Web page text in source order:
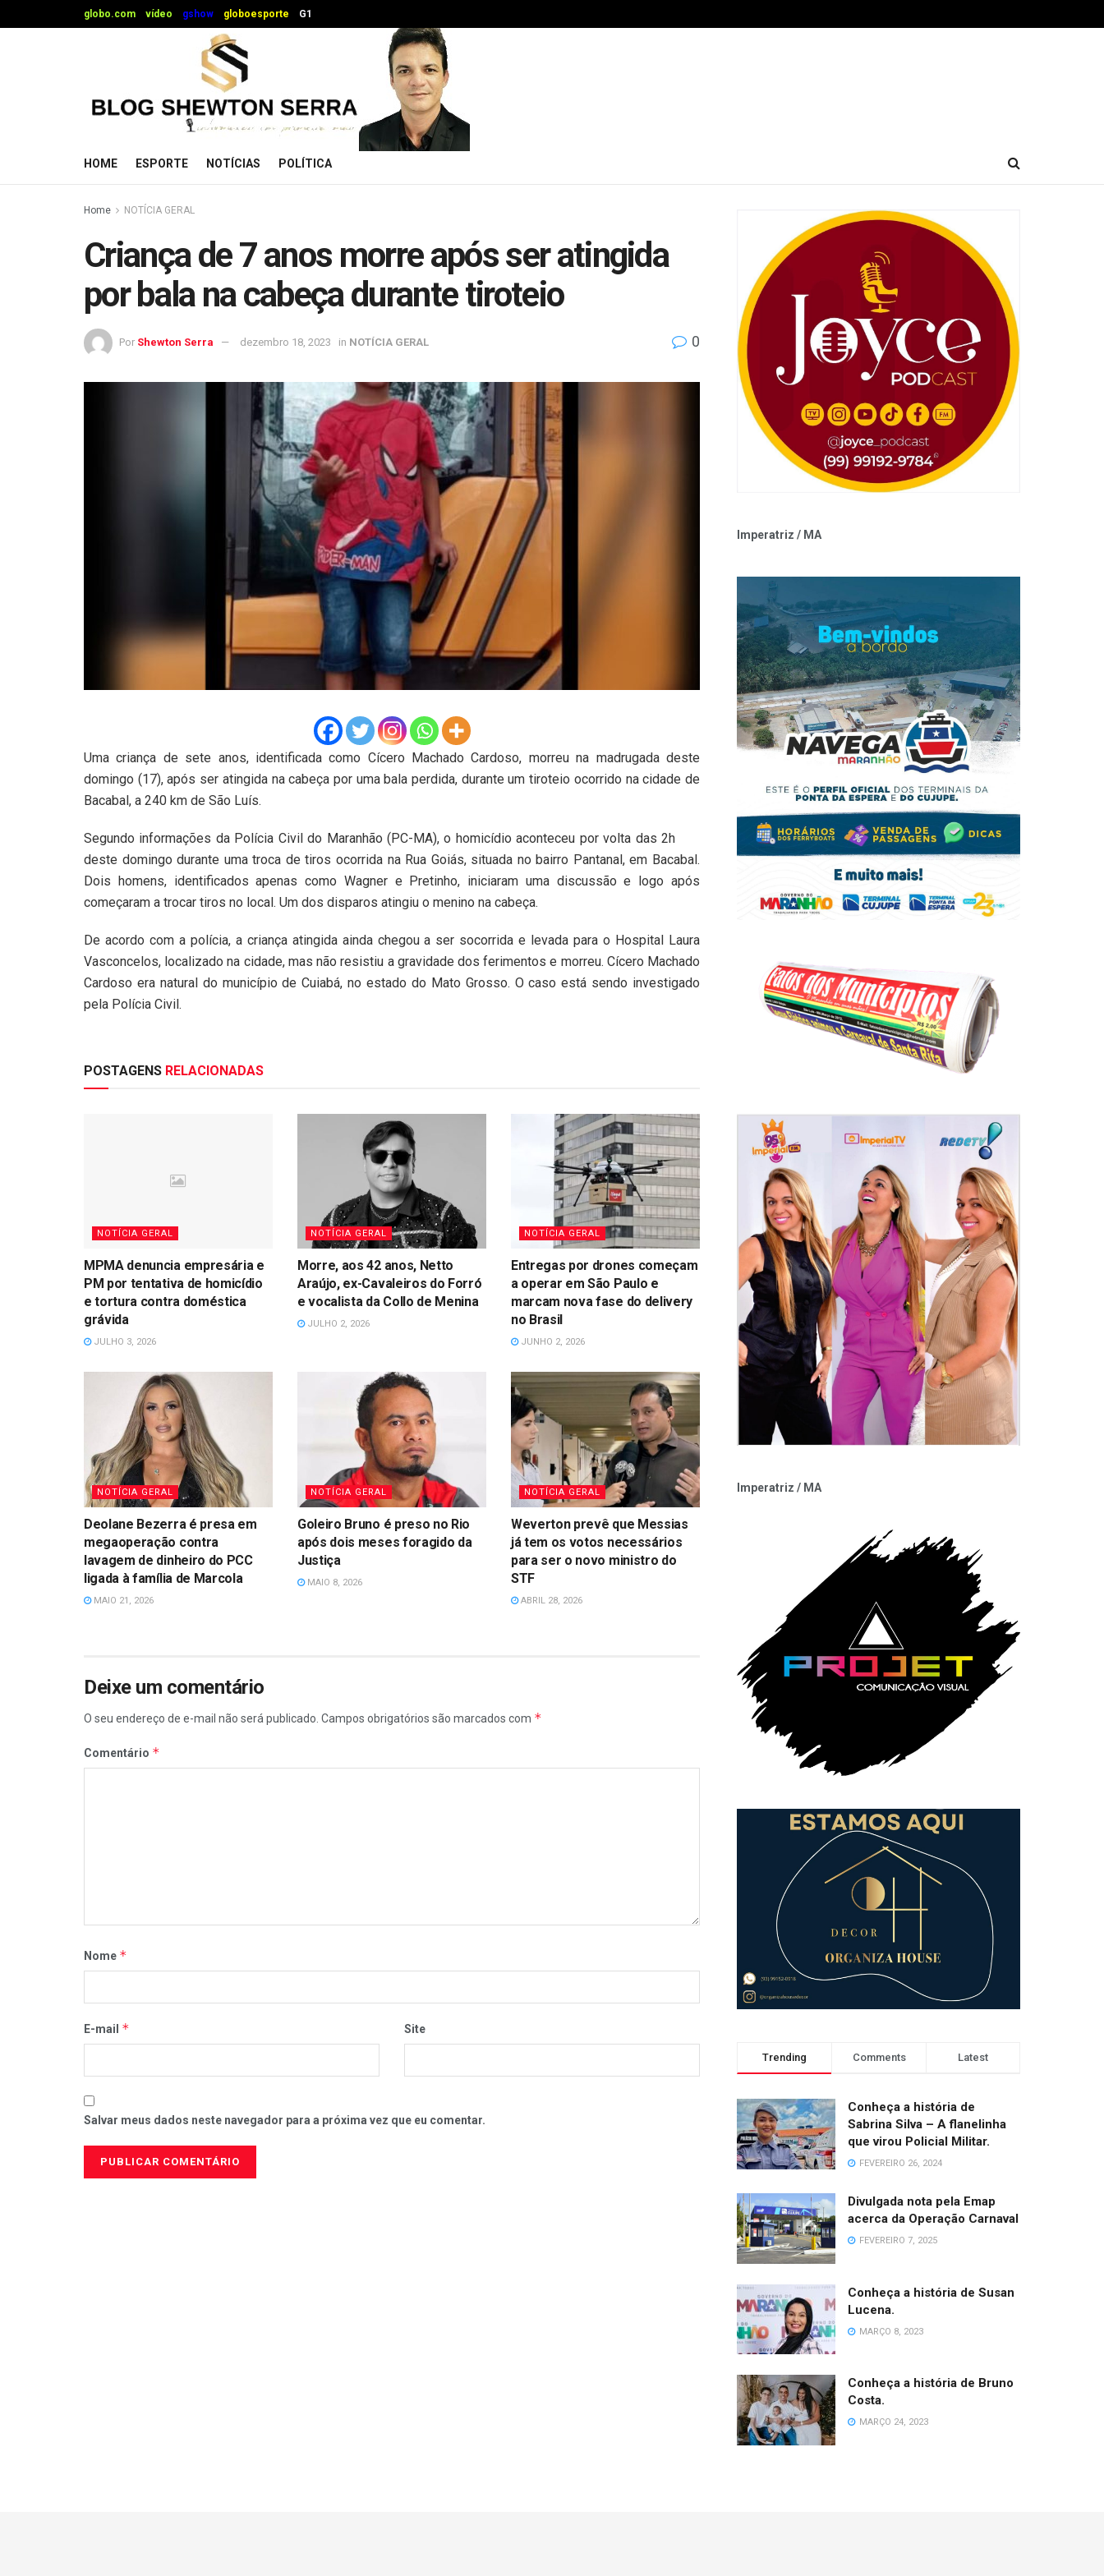
globo.com vídeo gshow globoesporte G1
HOME ESPORTE NOTÍCIAS POLÍTICA
Home NOTÍCIA GERAL
Criança de 7 anos morre após ser atingida
por bala na cabeça durante tiroteio
Por Shewton Serra dezembro 18, 2023 in NOTÍCIA GERAL 0
Uma criança de sete anos, identificada como Cícero Machado Cardoso, morreu na madrugada deste
domingo (17), após ser atingida na cabeça por uma bala perdida, durante um tiroteio ocorrido na cidade de
Bacabal, a 240 km de São Luís.
Segundo informações da Polícia Civil do Maranhão (PC-MA), o homicídio aconteceu por volta das 2h
deste domingo durante uma troca de tiros ocorrida na Rua Goiás, situada no bairro Pantanal, em Bacabal.
Dois homens, identificados apenas como Wagner e Pretinho, iniciaram uma discussão e logo após
começaram a trocar tiros no local. Um dos disparos atingiu o menino na cabeça.
De acordo com a polícia, a criança atingida ainda chegou a ser socorrida e levada para o Hospital Laura
Vasconcelos, localizado na cidade, mas não resistiu a gravidade dos ferimentos e morreu. Cícero Machado
Cardoso era natural do município de Cuiabá, no estado do Mato Grosso. O caso está sendo investigado
pela Polícia Civil.
POSTAGENS RELACIONADAS
NOTÍCIA GERAL
MPMA denuncia empresária e
PM por tentativa de homicídio
e tortura contra doméstica
grávida
JULHO 3, 2026
NOTÍCIA GERAL
Morre, aos 42 anos, Netto
Araújo, ex-Cavaleiros do Forró
e vocalista da Collo de Menina
JULHO 2, 2026
NOTÍCIA GERAL
Entregas por drones começam
a operar em São Paulo e
marcam nova fase do delivery
no Brasil
JUNHO 2, 2026
NOTÍCIA GERAL
Deolane Bezerra é presa em
megaoperação contra
lavagem de dinheiro do PCC
ligada à família de Marcola
MAIO 21, 2026
NOTÍCIA GERAL
Goleiro Bruno é preso no Rio
após dois meses foragido da
Justiça
MAIO 8, 2026
NOTÍCIA GERAL
Weverton prevê que Messias
já tem os votos necessários
para ser o novo ministro do
STF
ABRIL 28, 2026
Deixe um comentário
O seu endereço de e-mail não será publicado. Campos obrigatórios são marcados com *
Comentário *
Nome *
E-mail * Site
Salvar meus dados neste navegador para a próxima vez que eu comentar.
Imperatriz / MA
Imperatriz / MA
Trending Comments Latest
Conheça a história de
Sabrina Silva – A flanelinha
que virou Policial Militar.
FEVEREIRO 26, 2024
Divulgada nota pela Emap
acerca da Operação Carnaval
FEVEREIRO 7, 2025
Conheça a história de Susan
Lucena.
MARÇO 8, 2023
Conheça a história de Bruno
Costa.
MARÇO 24, 2023